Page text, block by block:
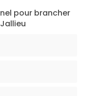
pour brancher